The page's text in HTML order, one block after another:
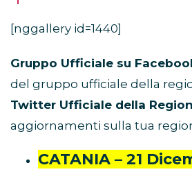
[nggallery id=1440]
Gruppo Ufficiale su
del gruppo ufficiale della
Twitter Ufficiale della
aggiornamenti sulla tua
CATANIA – 21